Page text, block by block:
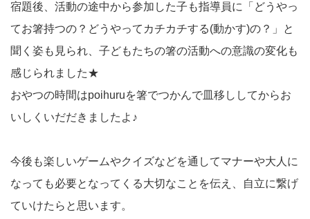
宿題後、活動の途中から参加した子も指導員に「どうやっ
てお箸持つの？どうやってカチカチする(動かす)の？」と
聞く姿も見られ、子どもたちの箸の活動への意識の変化も
感じられました★
おやつの時間はpoihuruを箸でつかんで皿移ししてからお
いしくいだだきましたよ♪
今後も楽しいゲームやクイズなどを通してマナーや大人に
なっても必要となってくる大切なことを伝え、自立に繋げ
ていけたらと思います。